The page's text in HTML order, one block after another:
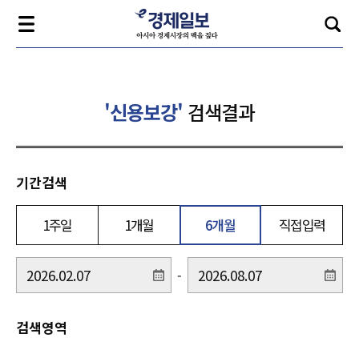
'신용보강' 검색결과
기간검색
1주일 1개월 6개월 직접입력
-
검색영역